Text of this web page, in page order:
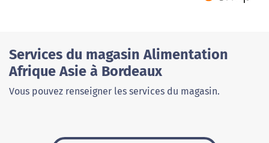
Services du magasin Alimentation
Afrique Asie à Bordeaux
Vous pouvez renseigner les services du magasin.